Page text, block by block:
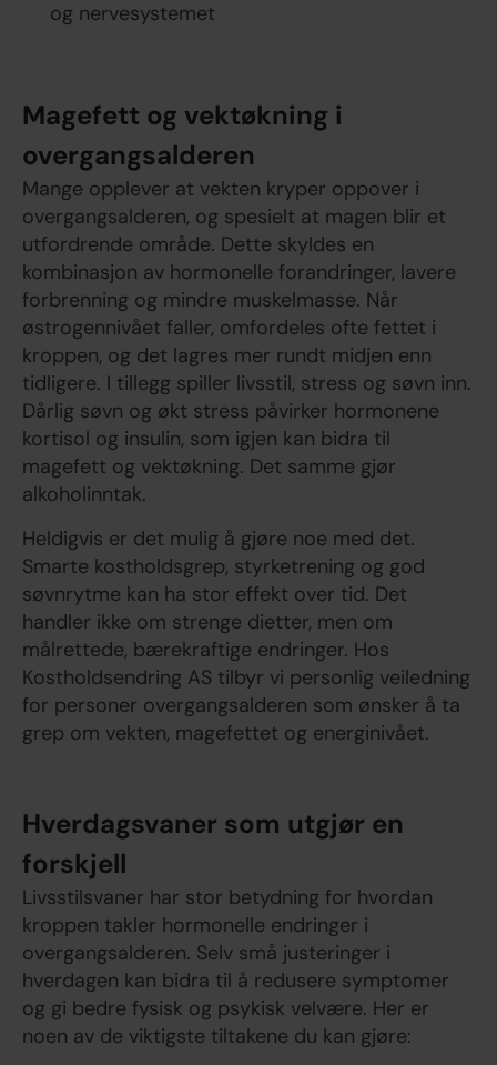
og nervesystemet
Magefett og vektøkning i
overgangsalderen
Mange opplever at vekten kryper oppover i
overgangsalderen, og spesielt at magen blir et
utfordrende område. Dette skyldes en
kombinasjon av hormonelle forandringer, lavere
forbrenning og mindre muskelmasse. Når
østrogennivået faller, omfordeles ofte fettet i
kroppen, og det lagres mer rundt midjen enn
tidligere. I tillegg spiller livsstil, stress og søvn inn.
Dårlig søvn og økt stress påvirker hormonene
kortisol og insulin, som igjen kan bidra til
magefett og vektøkning. Det samme gjør
alkoholinntak.
Heldigvis er det mulig å gjøre noe med det.
Smarte kostholdsgrep, styrketrening og god
søvnrytme kan ha stor effekt over tid. Det
handler ikke om strenge dietter, men om
målrettede, bærekraftige endringer. Hos
Kostholdsendring AS tilbyr vi personlig veiledning
for personer overgangsalderen som ønsker å ta
grep om vekten, magefettet og energinivået.
Hverdagsvaner som utgjør en
forskjell
Livsstilsvaner har stor betydning for hvordan
kroppen takler hormonelle endringer i
overgangsalderen. Selv små justeringer i
hverdagen kan bidra til å redusere symptomer
og gi bedre fysisk og psykisk velvære. Her er
noen av de viktigste tiltakene du kan gjøre: